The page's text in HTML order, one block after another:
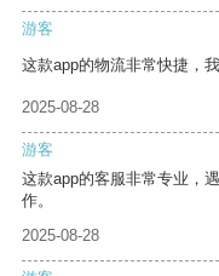
游客
这款app的物流非常快捷，
2025-08-28
游客
这款app的客服非常专业，
作。
2025-08-28